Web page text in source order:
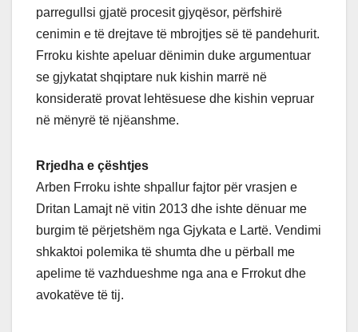
parregullsi gjatë procesit gjyqësor, përfshirë
cenimin e të drejtave të mbrojtjes së të pandehurit.
Frroku kishte apeluar dënimin duke argumentuar
se gjykatat shqiptare nuk kishin marrë në
konsideratë provat lehtësuese dhe kishin vepruar
në mënyrë të njëanshme.
Rrjedha e çështjes
Arben Frroku ishte shpallur fajtor për vrasjen e
Dritan Lamajt në vitin 2013 dhe ishte dënuar me
burgim të përjetshëm nga Gjykata e Lartë. Vendimi
shkaktoi polemika të shumta dhe u përball me
apelime të vazhdueshme nga ana e Frrokut dhe
avokatëve të tij.